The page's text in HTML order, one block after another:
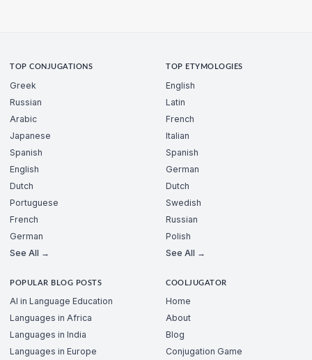
TOP CONJUGATIONS
Greek
Russian
Arabic
Japanese
Spanish
English
Dutch
Portuguese
French
German
See All →
TOP ETYMOLOGIES
English
Latin
French
Italian
Spanish
German
Dutch
Swedish
Russian
Polish
See All →
POPULAR BLOG POSTS
AI in Language Education
Languages in Africa
Languages in India
Languages in Europe
COOLJUGATOR
Home
About
Blog
Conjugation Game